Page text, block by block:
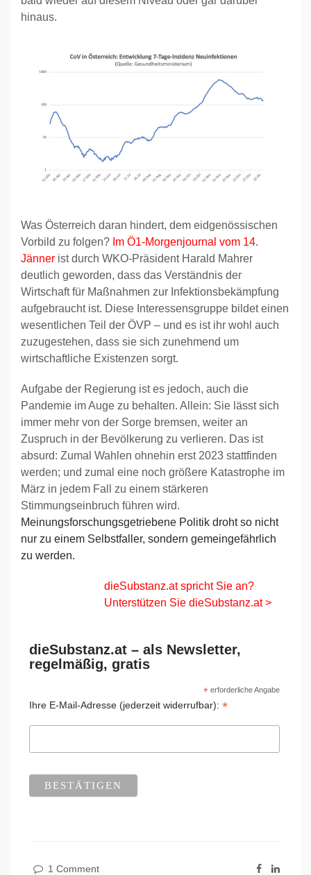
hinaus.
Was Österreich daran hindert, dem eidgenössischen
Vorbild zu folgen? Im Ö1-Morgenjournal vom 14.
Jänner ist durch WKO-Präsident Harald Mahrer
deutlich geworden, dass das Verständnis der
Wirtschaft für Maßnahmen zur Infektionsbekämpfung
aufgebraucht ist. Diese Interessensgruppe bildet einen
wesentlichen Teil der ÖVP – und es ist ihr wohl auch
zuzugestehen, dass sie sich zunehmend um
wirtschaftliche Existenzen sorgt.
Aufgabe der Regierung ist es jedoch, auch die
Pandemie im Auge zu behalten. Allein: Sie lässt sich
immer mehr von der Sorge bremsen, weiter an
Zuspruch in der Bevölkerung zu verlieren. Das ist
absurd: Zumal Wahlen ohnehin erst 2023 stattfinden
werden; und zumal eine noch größere Katastrophe im
März in jedem Fall zu einem stärkeren
Stimmungseinbruch führen wird.
Meinungsforschungsgetriebene Politik droht so nicht
nur zu einem Selbstfaller, sondern gemeingefährlich
zu werden.
dieSubstanz.at spricht Sie an?
Unterstützen Sie dieSubstanz.at >
dieSubstanz.at – als Newsletter,
regelmäßig, gratis
*erforderliche Angabe
Ihre E-Mail-Adresse (jederzeit widerrufbar): *
1 Comment